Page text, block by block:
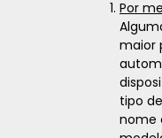
Por
maior
tipo
nome